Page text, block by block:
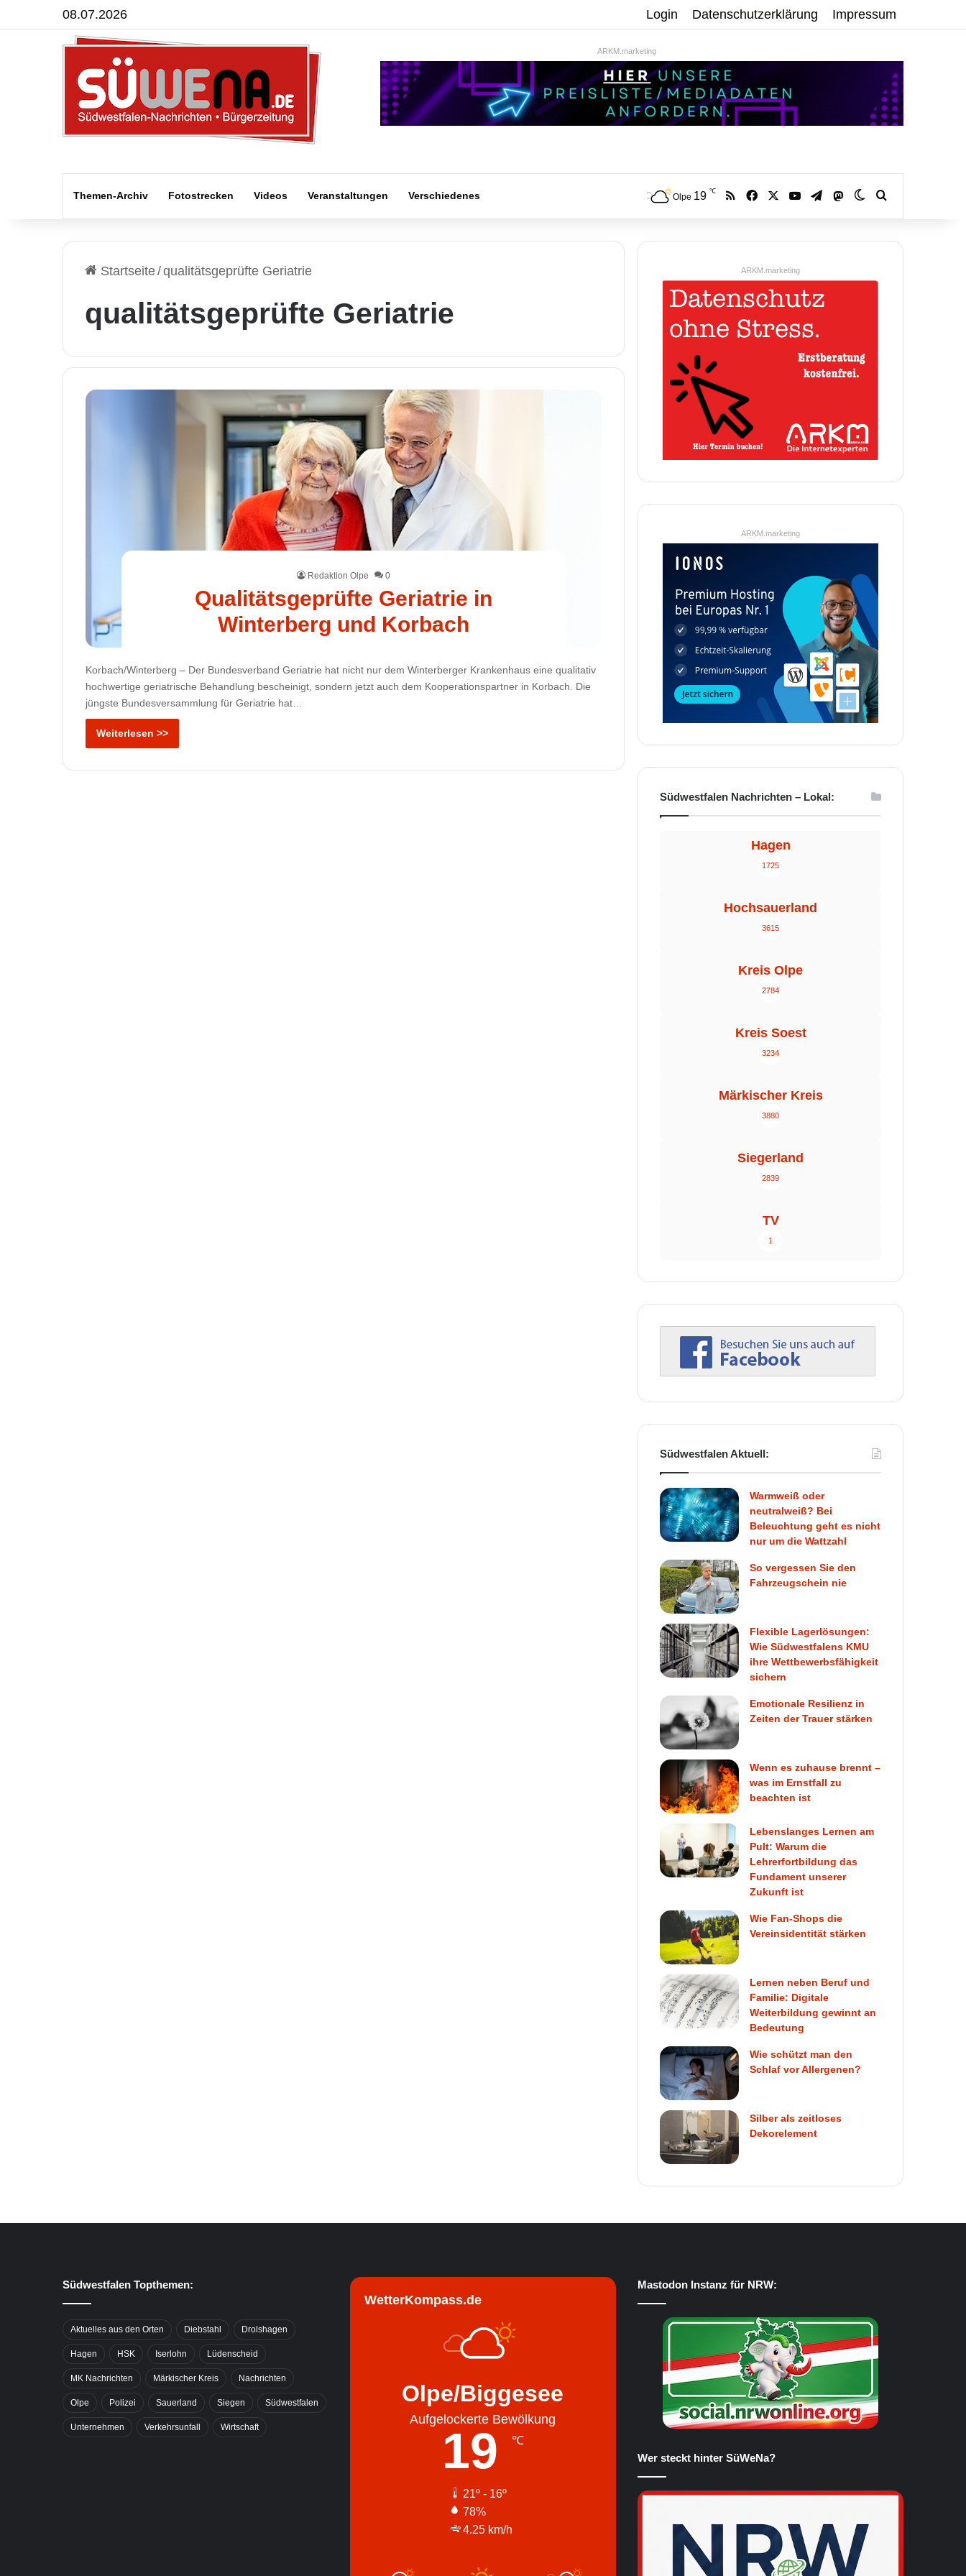
08.07.2026 Login Datenschutzerklärung Impressum
ARKM.marketing
Themen-Archiv Fotostrecken Videos Veranstaltungen Verschiedenes Olpe 19 ℃ RSS Facebook YouTubeTelegramMastodonSkin umschalten
Startseite/qualitätsgeprüfte Geriatrie
qualitätsgeprüfte Geriatrie
Redaktion Olpe 0
Qualitätsgeprüfte Geriatrie in
Winterberg und Korbach
Korbach/Winterberg – Der Bundesverband Geriatrie hat nicht nur dem Winterberger Krankenhaus eine qualitativ
hochwertige geriatrische Behandlung bescheinigt, sondern jetzt auch dem Kooperationspartner in Korbach. Die
jüngste Bundesversammlung für Geriatrie hat…
Weiterlesen >>
ARKM.marketing
ARKM.marketing
Südwestfalen Nachrichten – Lokal:
Hagen
1725
Hochsauerland
3615
Kreis Olpe
2784
Kreis Soest
3234
Märkischer Kreis
3880
Siegerland
2839
TV
1
Südwestfalen Aktuell:
Warmweiß oder
neutralweiß? Bei
Beleuchtung geht es nicht
nur um die Wattzahl
So vergessen Sie den
Fahrzeugschein nie
Flexible Lagerlösungen:
Wie Südwestfalens KMU
ihre Wettbewerbsfähigkeit
sichern
Emotionale Resilienz in
Zeiten der Trauer stärken
Wenn es zuhause brennt –
was im Ernstfall zu
beachten ist
Lebenslanges Lernen am
Pult: Warum die
Lehrerfortbildung das
Fundament unserer
Zukunft ist
Wie Fan-Shops die
Vereinsidentität stärken
Lernen neben Beruf und
Familie: Digitale
Weiterbildung gewinnt an
Bedeutung
Wie schützt man den
Schlaf vor Allergenen?
Silber als zeitloses
Dekorelement
Südwestfalen Topthemen:
Aktuelles aus den Orten Diebstahl Drolshagen
Hagen HSK Iserlohn Lüdenscheid
MK Nachrichten Märkischer Kreis Nachrichten
Olpe Polizei Sauerland Siegen Südwestfalen
Unternehmen Verkehrsunfall Wirtschaft
WetterKompass.de
Olpe/Biggesee
Aufgelockerte Bewölkung
19 ℃
21º - 16º
78%
4.25 km/h
Mastodon Instanz für NRW:
Wer steckt hinter SüWeNa?